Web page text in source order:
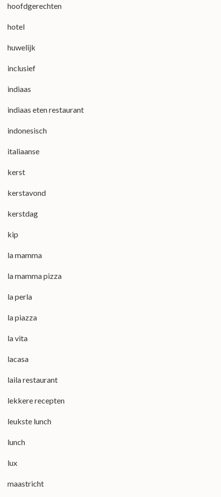
hoofdgerechten
hotel
huwelijk
inclusief
indiaas
indiaas eten restaurant
indonesisch
italiaanse
kerst
kerstavond
kerstdag
kip
la mamma
la mamma pizza
la perla
la piazza
la vita
lacasa
laila restaurant
lekkere recepten
leukste lunch
lunch
lux
maastricht